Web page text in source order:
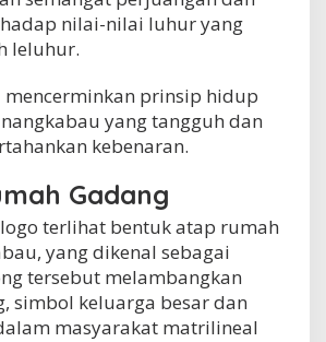
nilai-nilai luhur yang
leluhur.
mencerminkan prinsip hidup
yang tangguh dan
kebenaran.
Gadang
terlihat bentuk atap rumah
yang dikenal sebagai
tersebut melambangkan
simbol keluarga besar dan
masyarakat matrilineal